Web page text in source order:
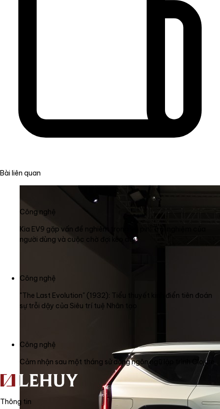
Bài liên quan
Công nghệ
Kia EV9 gặp vấn đề nghiêm trọng về pin: Trải nghiệm của
người dùng và cuộc chờ đợi kéo dài
Công nghệ
"The Last Evolution" (1932): Tiểu thuyết kinh điển tiên đoán
sự trỗi dậy của Siêu trí tuệ Nhân tạo
Công nghệ
Cảm nhận sau một tháng sử dụng ngôn ngữ lập trình Clojure
Thông tin